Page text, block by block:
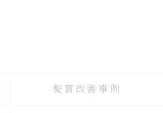
髪質改善事例